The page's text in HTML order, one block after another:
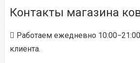
Контакты магазина
Работаем eжедневно 10:00−21:00
клиента.